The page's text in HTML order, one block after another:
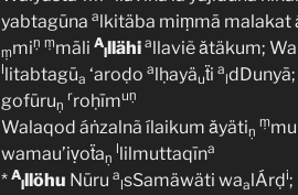
yabtagūna alkitäba miṃmā malakat
ṃmiṇ ṃmāli A
lllähi allaviẽ ǎtäkum;
llitabtagūa ‘aroḍo alḥayäuẗi a
l
gofūruṇ
rroḥīmuṇ
Walaqod áṅzalnã ílaikum ǎyätiṇ
ṃ
wamau’iṿoẗaṇ
llilmuttaqīna
* A
lllöhu Nūru a
lsSamäwäti waalÁrḍ i;